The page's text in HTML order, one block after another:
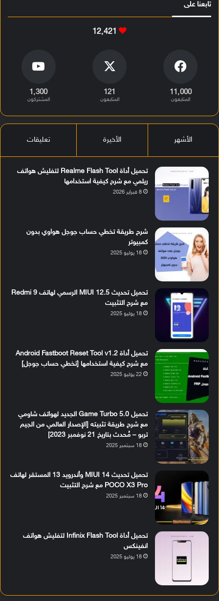
تابعنا على
12٬421
11٬000
المتابعون
121
المتابعون
1٬300
المشتركون
الأشهر الأخيرة تعليقات
تحميل أداة Realme Flash Tool لتفليش هواتف
ريلمي مع شرح كيفية استخدامها
8 فبراير 2026
شرح طريقة تخطي حساب جوجل هواوي بدون
كمبيوتر
18 يوليو 2025
تحميل تحديث MIUI 12.5 الرسمي لهاتف Redmi 9
مع شرح التثبيت
18 يوليو 2025
تحميل أداة Android Fastboot Reset Tool v1.2
مع شرح كيفية استخدامها [تخطي حساب جوجل]
22 يوليو 2025
تحميل Game Turbo 5.0 الجديد لهواتف شاومي
مع شرح طريقة تثبيته [الإصدار العالمي من الجيم
تربو – مُحدث بتاريخ 21 نوفمبر 2023]
18 سبتمبر 2025
تحميل تحديث MIUI 14 وأندرويد 13 المستقر لهاتف
POCO X3 Pro مع شرح التثبيت
18 سبتمبر 2025
تحميل أداة Infinix Flash Tool لتفليش هواتف
انفينكس
18 يوليو 2025